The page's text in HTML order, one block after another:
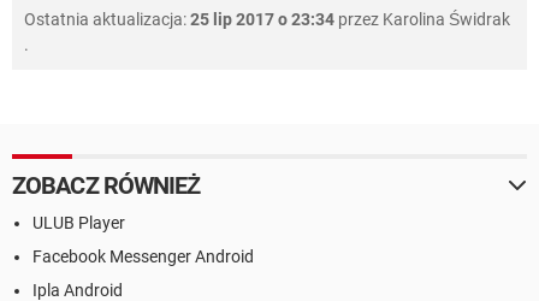
Ostatnia aktualizacja:25 lip 2017 o 23:34 przez Karolina Świdrak
.
ZOBACZ RÓWNIEŻ
ULUB Player
Facebook Messenger Android
Ipla Android